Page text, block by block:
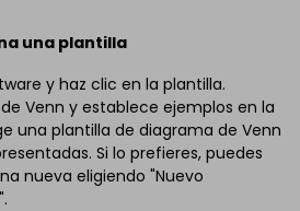
una plantilla
y haz clic en la plantilla.
Venn y establece ejemplos en la
una plantilla de diagrama de Venn
Si lo prefieres, puedes
nueva eligiendo "Nuevo